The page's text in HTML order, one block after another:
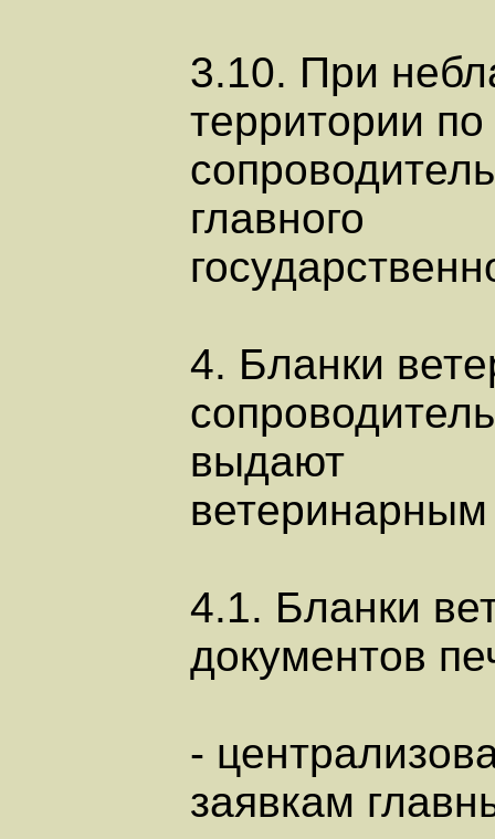
3.10. При
территории
главного
4. Бланки
выдают
4.1. Бланки
документов
-
заявкам